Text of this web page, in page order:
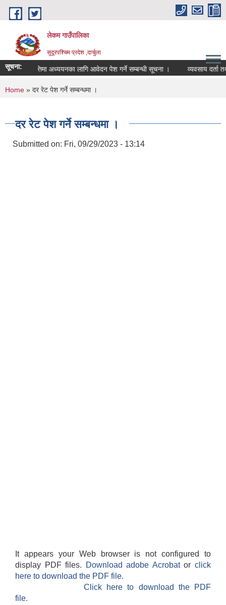
Skip to main content
लेकम गाउँपालिका
सुदूरपश्चिम प्रदेश ,दार्चुला
सूचना:
छात्रवृत्तिमा अध्ययनका लागि आवेदन पेश गर्ने सम्बन्धी सूचना । व्यवसाय दर्ता
You are here
Home » दर रेट पेश गर्ने सम्बन्धमा ।
दर रेट पेश गर्ने सम्बन्धमा ।
Submitted on: Fri, 09/29/2023 - 13:14
It appears your Web browser is not configured to
display PDF files.
Download adobe Acrobatorclick
here to download the PDF file.
Click here to download the PDF
file.